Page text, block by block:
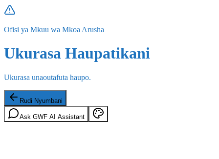
Ofisi ya Mkuu wa Mkoa Arusha
Ukurasa Haupatikani
Ukurasa unaoutafuta haupo.
Rudi Nyumbani
Ask GWF AI Assistant